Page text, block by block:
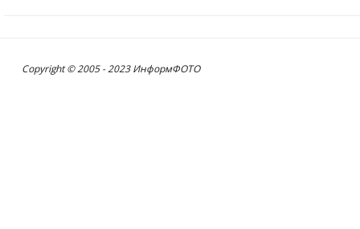
Copyright © 2005 - 2023 ИнформФОТО